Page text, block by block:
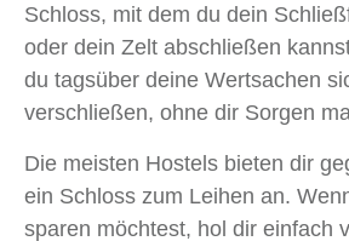
Schloss, mit dem du dein
oder dein Zelt abschließen
du tagsüber deine Wertsachen
verschließen, ohne dir Sorgen
Die meisten Hostels bieten dir
ein Schloss zum Leihen an.
sparen möchtest, hol dir einfach